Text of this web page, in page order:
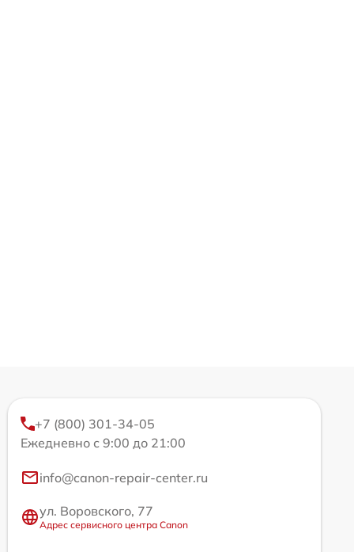
+7 (800) 301-34-05
Ежедневно с 9:00 до 21:00
info@canon-repair-center.ru
ул. Воровского, 77
Адрес сервисного центра Canon